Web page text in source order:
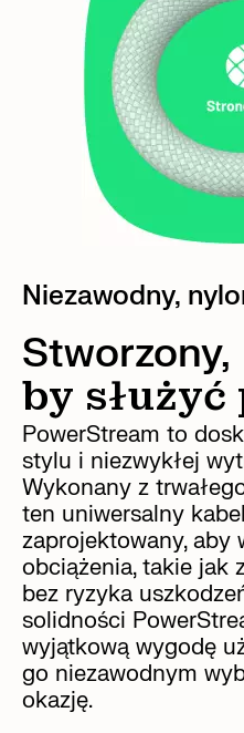
Niezawodny,
Stworzony,
by
PowerStream to
stylu i niezwykłej
Wykonany z
ten uniwersalny
zaprojektowany, aby
obciążenia, takie jak
bez ryzyka
solidności
wyjątkową wygodę
go niezawodnym
okazję.